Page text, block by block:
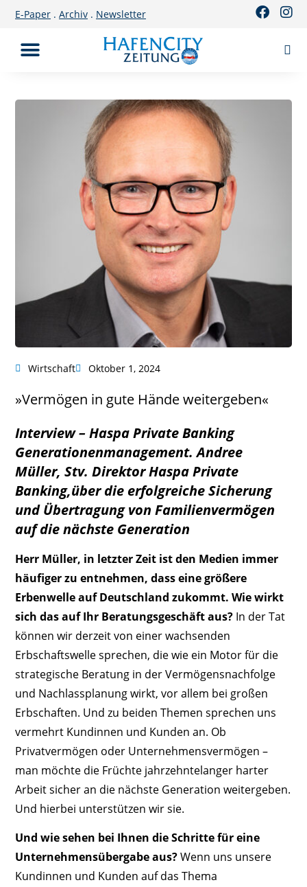
E-Paper . Archiv . Newsletter
Wirtschaft Oktober 1, 2024
»Vermögen in gute Hände weitergeben«
Interview –Haspa Private Banking
Generationenmanagement. Andree
Müller, Stv. Direktor Haspa Private
Banking,über die erfolgreiche Sicherung
und Übertragung von Familienvermögen
auf die nächste Generation
Herr Müller, in letzter Zeit ist den Medien immer
häufiger zu entnehmen, dass eine größere
Erbenwelle auf Deutschland zukommt. Wie wirkt
sich das auf Ihr Beratungsgeschäft aus? In der Tat
können wir derzeit von einer wachsenden
Erbschaftswelle sprechen, die wie ein Motor für die
strategische Beratung in der Vermögensnachfolge
und Nachlassplanung wirkt, vor allem bei großen
Erbschaften. Und zu beiden Themen sprechen uns
vermehrt Kundinnen und Kunden an. Ob
Privatvermögen oder Unternehmensvermögen –
man möchte die Früchte jahrzehntelanger harter
Arbeit sicher an die nächste Generation weitergeben.
Und hierbei unterstützen wir sie.
Und wie sehen bei ­Ihnen die Schritte für eine
Unternehmensübergabe aus?Wenn uns unsere
Kundinnen und Kunden auf das Thema